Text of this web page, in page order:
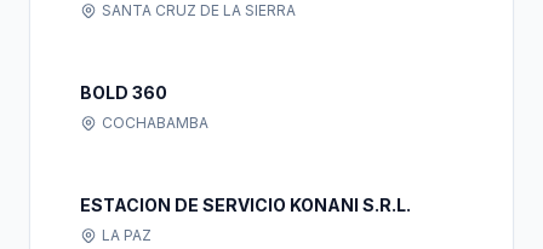
SANTA CRUZ DE LA SIERRA
BOLD 360
COCHABAMBA
ESTACION DE SERVICIO KONANI S.R.L.
LA PAZ